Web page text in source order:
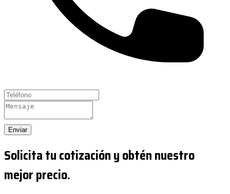
Enviar
Solicita tu cotización y obtén nuestro
mejor precio.